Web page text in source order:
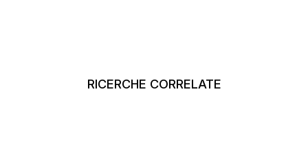
RICERCHE CORRELATE